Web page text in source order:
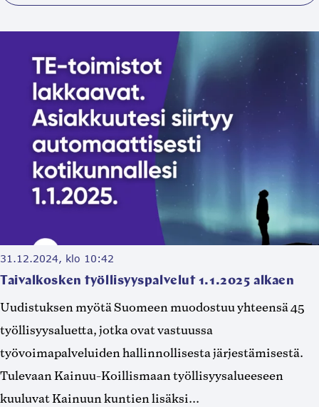
31.12.2024, klo 10:42
Taivalkosken työllisyyspalvelut 1.1.2025 alkaen
Uudistuksen myötä Suomeen muodostuu yhteensä 45
työllisyysaluetta, jotka ovat vastuussa
työvoimapalveluiden hallinnollisesta järjestämisestä.
Tulevaan Kainuu-Koillismaan työllisyysalueeseen
kuuluvat Kainuun kuntien lisäksi...